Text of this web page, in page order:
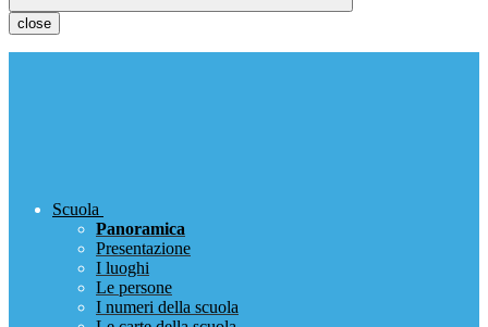
close
Scuola
Panoramica
Presentazione
I luoghi
Le persone
I numeri della scuola